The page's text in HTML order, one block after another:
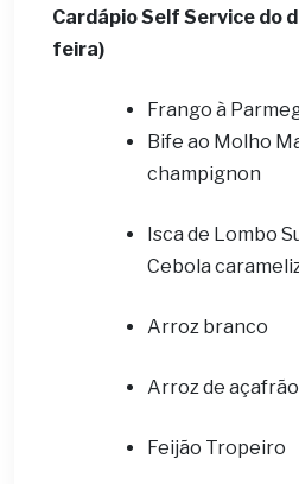
Cardápio Self Service do
feira)
Frango à
Bife ao Molho
champignon
Isca de Lombo
Cebola
Arroz branco
Arroz de açafrão
Feijão Tropeiro